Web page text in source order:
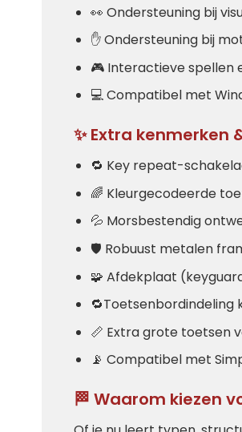
👀 Ondersteuning bij
✋ Ondersteuning bij
🎮 Interactieve spellen
💻 Compatibel met
✨ Extra kenmerken
🔁 Key repeat-
🌈 Kleurgecodeerde
💦 Morsbestendig
🛡️ Robuust metalen
🧩 Afdekplaat
🔁Toetsenbordindeling
📏 Extra grote toetsen
📡 Compatibel met
🏁 Waarom kiezen